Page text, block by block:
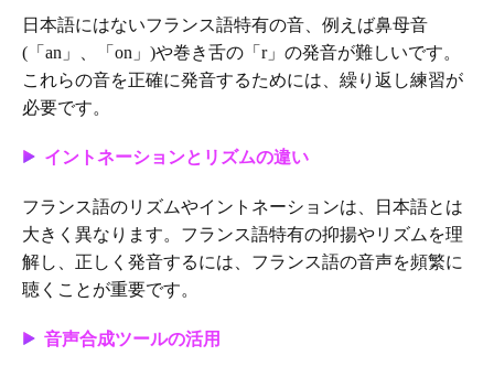
日本語にはないフランス語特有の音、例えば鼻母音
(「an」、「on」)や巻き舌の「r」の発音が難しいです。
これらの音を正確に発音するためには、繰り返し練習が
必要です。
イントネーションとリズムの違い
フランス語のリズムやイントネーションは、日本語とは
大きく異なります。フランス語特有の抑揚やリズムを理
解し、正しく発音するには、フランス語の音声を頻繁に
聴くことが重要です。
音声合成ツールの活用